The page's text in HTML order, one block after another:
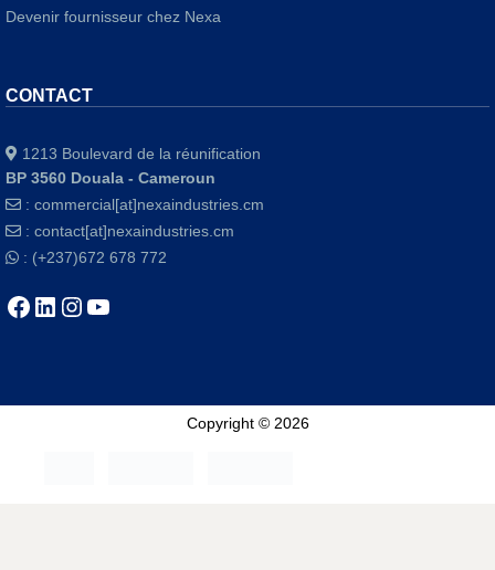
Devenir fournisseur chez Nexa
CONTACT
1213 Boulevard de la réunification
BP 3560 Douala - Cameroun
: commercial[at]nexaindustries.cm
: contact[at]nexaindustries.cm
: (+237)672 678 772
Copyright © 2026